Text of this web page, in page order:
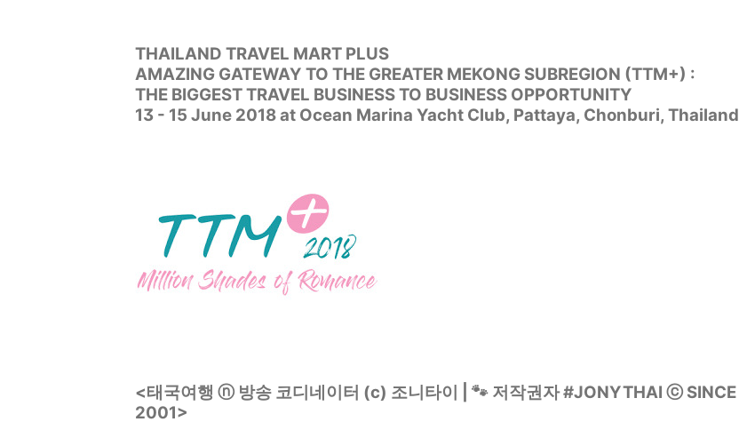
THAILAND TRAVEL MART PLUS
AMAZING GATEWAY TO THE GREATER MEKONG SUBREGION (TTM+) :
THE BIGGEST TRAVEL BUSINESS TO BUSINESS OPPORTUNITY
13 - 15 June 2018 at Ocean Marina Yacht Club, Pattaya, Chonburi, Thailand
<태국여행 ⓝ 방송 코디네이터 (c) 조니타이 | 🐾 저작권자 #JONYTHAI ⓒ SINCE
2001>